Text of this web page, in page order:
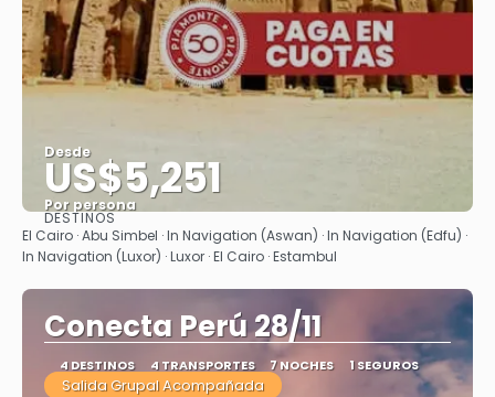
Desde
US$5,251
Por persona
Ver
DESTINOS
El Cairo · Abu Simbel · In Navigation (Aswan) · In Navigation (Edfu) ·
In Navigation (Luxor) · Luxor · El Cairo · Estambul
Conecta Perú 28/11
4 DESTINOS 4 TRANSPORTES 7 NOCHES 1 SEGUROS
Salida Grupal Acompañada